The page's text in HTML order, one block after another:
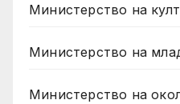
Министерство на
Министерство на
Министерство на